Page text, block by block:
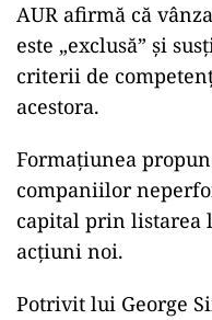
AUR afirmă că
este „exclusă” și
criterii de
acestora.
Formațiunea
companiilor
capital prin listarea
acțiuni noi.
Potrivit lui George